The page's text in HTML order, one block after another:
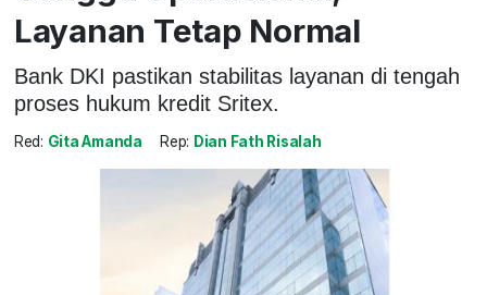
Layanan Tetap Normal
Bank DKI pastikan stabilitas layanan di tengah
proses hukum kredit Sritex.
Red: Gita Amanda Rep: Dian Fath Risalah